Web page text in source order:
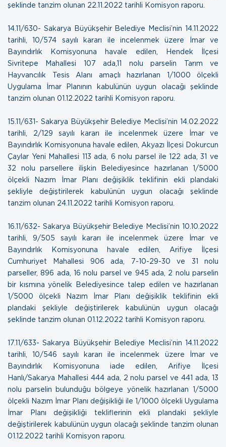
şeklinde tanzim olunan 22.11.2022 tarihli Komisyon raporu.
14.11/630- Sakarya Büyükşehir Belediye Meclisi’nin 14.11.2022
tarihli, 10/574 sayılı kararı ile incelenmek üzere İmar ve
Bayındırlık Komisyonuna havale edilen, Hendek İlçesi
Sivritepe Mahallesi 107 ada,11 nolu parselin Tarım ve
Hayvancılık Tesis Alanı amaçlı hazırlanan 1/1000 ölçekli
Uygulama İmar Planının kabulünün uygun olacağı şeklinde
tanzim olunan 01.12.2022 tarihli Komisyon raporu.
15.11/631- Sakarya Büyükşehir Belediye Meclisi’nin 14.02.2022
tarihli, 2/129 sayılı kararı ile incelenmek üzere İmar ve
Bayındırlık Komisyonuna havale edilen, Akyazı İlçesi Dokurcun
Çaylar Yeni Mahallesi 113 ada, 6 nolu parsel ile 122 ada, 31 ve
32 nolu parsellere ilişkin Belediyesince hazırlanan 1/5000
ölçekli Nazım İmar Planı değişiklik teklifinin ekli plandaki
şekliyle değiştirilerek kabulünün uygun olacağı şeklinde
tanzim olunan 24.11.2022 tarihli Komisyon raporu.
16.11/632- Sakarya Büyükşehir Belediye Meclisi’nin 10.10.2022
tarihli, 9/505 sayılı kararı ile incelenmek üzere İmar ve
Bayındırlık Komisyonuna havale edilen, Arifiye İlçesi
Cumhuriyet Mahallesi 906 ada, 7-10-29-30 ve 31 nolu
parseller, 896 ada, 16 nolu parsel ve 945 ada, 2 nolu parselin
bir kısmına yönelik Belediyesince talep edilen ve hazırlanan
1/5000 ölçekli Nazım İmar Planı değişiklik teklifinin ekli
plandaki şekliyle değiştirilerek kabulünün uygun olacağı
şeklinde tanzim olunan 01.12.2022 tarihli Komisyon raporu.
17.11/633- Sakarya Büyükşehir Belediye Meclisi’nin 14.11.2022
tarihli, 10/546 sayılı kararı ile incelenmek üzere İmar ve
Bayındırlık Komisyonuna iade edilen, Arifiye İlçesi
Hanlı/Sakarya Mahallesi 444 ada, 2 nolu parsel ve 441 ada, 13
nolu parselin bulunduğu bölgeye yönelik hazırlanan 1/5000
ölçekli Nazım İmar Planı değişikliği ile 1/1000 ölçekli Uygulama
İmar Planı değişikliği tekliflerinin ekli plandaki şekliyle
değiştirilerek kabulünün uygun olacağı şeklinde tanzim olunan
01.12.2022 tarihli Komisyon raporu.